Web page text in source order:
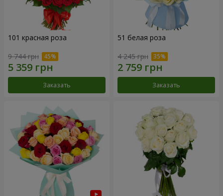
101 красная роза
9 744 грн
Заказать
51 белая роза
4 245 грн
Заказать